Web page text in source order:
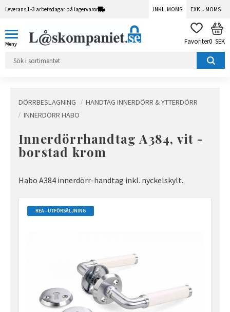
Leverans 1-3 arbetsdagar på lagervaror INKL. MOMS EXKL. MOMS
FAVORITER
0 SEK
DÖRRBESLAGNING
HANDTAG INNERDÖRR & YTTERDÖRR
INNERDÖRR HABO
Innerdörrhandtag A384, vit -
borstad krom
Habo A384 innerdörr-handtag inkl. nyckelskylt.
REA - UTFÖRSÄLJNING